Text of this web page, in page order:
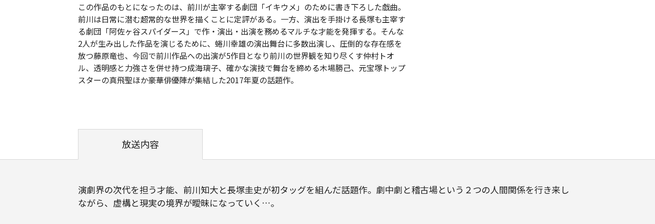
この作品のもとになったのは、前川が主宰する劇団「イキウメ」のために書き下ろした戯曲。
前川は日常に潜む超常的な世界を描くことに定評がある。一方、演出を手掛ける長塚も主宰す
る劇団「阿佐ヶ谷スパイダース」で作・演出・出演を務めるマルチな才能を発揮する。そんな
2人が生み出した作品を演じるために、蜷川幸雄の演出舞台に多数出演し、圧倒的な存在感を
放つ藤原竜也、今回で前川作品への出演が5作目となり前川の世界観を知り尽くす仲村トオ
ル、透明感と力強さを併せ持つ成海璃子、確かな演技で舞台を締める木場勝己、元宝塚トップ
スターの真飛聖ほか豪華俳優陣が集結した2017年夏の話題作。
放送内容
演劇界の次代を担う才能、前川知大と長塚圭史が初タッグを組んだ話題作。劇中劇と稽古場という２つの人間関係を行き来し
ながら、虚構と現実の境界が曖昧になっていく…。